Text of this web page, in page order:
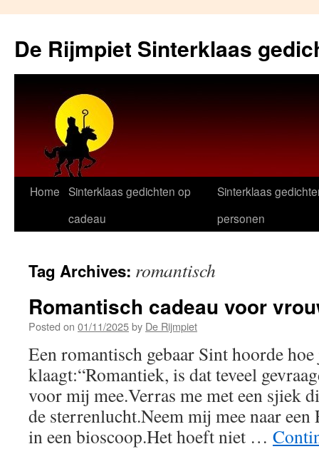
content
De Rijmpiet Sinterklaas
Home Sinterklaas gedichten op
cadeau
Sinterklaas
personen
Tag Archives: romantisch
Romantisch cadeau voor
Posted on 01/11/2025by De Rijmpiet
Een romantisch gebaar Sint hoorde
klaagt:“Romantiek, is dat teveel
voor mij mee.Verras me met een sjiek
de sterrenlucht.Neem mij mee naar
in een bioscoop.Het hoeft niet …